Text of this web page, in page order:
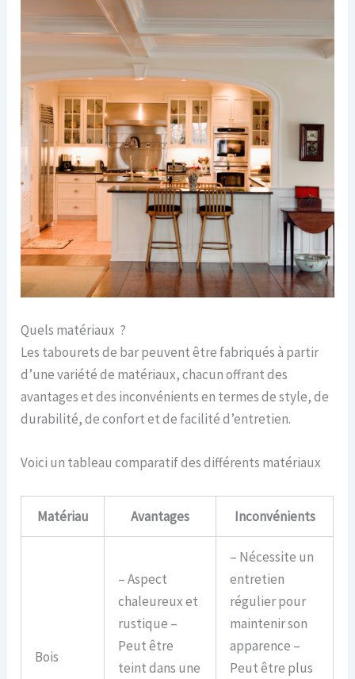
Quels matériaux ?
Les tabourets de bar peuvent être fabriqués à partir
d’une variété de matériaux, chacun offrant des
avantages et des inconvénients en termes de style, de
durabilité, de confort et de facilité d’entretien.
Voici un tableau comparatif des différents matériaux
Matériau Avantages Inconvénients
Bois
– Aspect
chaleureux et
rustique –
Peut être
teint dans une
– Nécessite un
entretien
régulier pour
maintenir son
apparence –
Peut être plus